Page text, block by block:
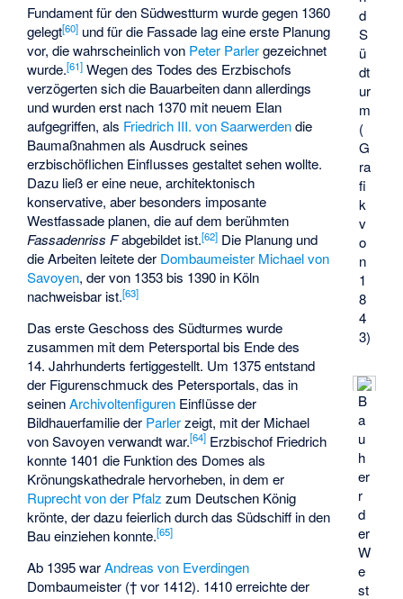
d
S
ü
dt
ur
m
(
G
ra
fi
k
v
o
n
1
8
4
3)
B
a
u
h
er
r
d
er
W
e
st
Fundament für den Südwestturm wurde gegen 1360
gelegt[60] und für die Fassade lag eine erste Planung
vor, die wahrscheinlich von Peter Parlergezeichnet
wurde.[61] Wegen des Todes des Erzbischofs
verzögerten sich die Bauarbeiten dann allerdings
und wurden erst nach 1370 mit neuem Elan
aufgegriffen, als Friedrich III. von Saarwerdendie
Baumaßnahmen als Ausdruck seines
erzbischöflichen Einflusses gestaltet sehen wollte.
Dazu ließ er eine neue, architektonisch
konservative, aber besonders imposante
Westfassade planen, die auf dem berühmten
Fassadenriss Fabgebildet ist.[62] Die Planung und
die Arbeiten leitete der Dombaumeister Michael von
Savoyen, der von 1353 bis 1390 in Köln
nachweisbar ist.[63]
Das erste Geschoss des Südturmes wurde
zusammen mit dem Petersportal bis Ende des
14. Jahrhunderts fertiggestellt. Um 1375 entstand
der Figurenschmuck des Petersportals, das in
seinenArchivoltenfiguren Einflüsse der
Bildhauerfamilie der Parlerzeigt, mit der Michael
von Savoyen verwandt war.[64] Erzbischof Friedrich
konnte 1401 die Funktion des Domes als
Krönungskathedrale hervorheben, in dem er
Ruprecht von der Pfalz zum Deutschen König
krönte, der dazu feierlich durch das Südschiff in den
Bau einziehen konnte.[65]
Ab 1395 warAndreas von Everdingen
Dombaumeister († vor 1412). 1410 erreichte der